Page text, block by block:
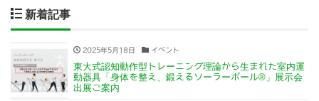
新着記事
2025年5月18日 イベント
東大式認知動作型トレーニング理論から生まれた室内運
動器具「身体を整え、鍛えるソーラーポール®」展示会
出展ご案内